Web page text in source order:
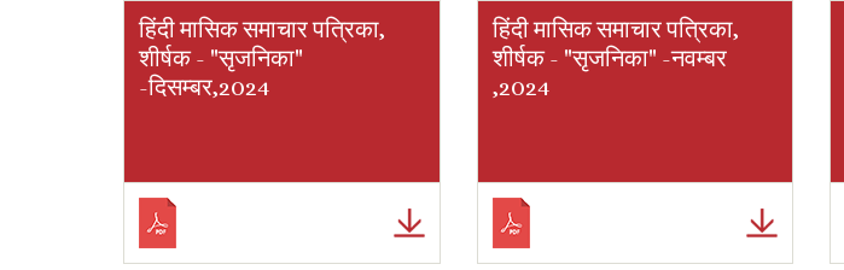
हिंदी मासिक समाचार पत्रिका,
शीर्षक - "सृजनिका"
-दिसम्बर,2024
हिंदी मासिक समाचार पत्रिका,
शीर्षक - "सृजनिका" -नवम्बर
,2024